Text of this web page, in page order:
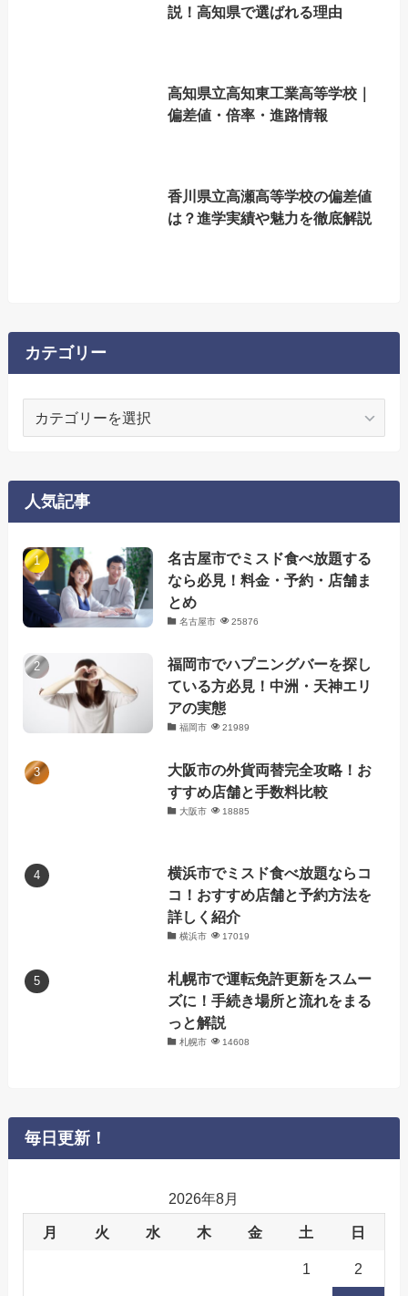
説！高知県で選ばれる理由
高知県立高知東工業高等学校｜
偏差値・倍率・進路情報
香川県立高瀬高等学校の偏差値
は？進学実績や魅力を徹底解説
カテゴリー
ー
人気記事
名古屋市でミスド食べ放題する
なら必見！料金・予約・店舗ま
とめ
名古屋市 25876
福岡市でハプニングバーを探し
ている方必見！中洲・天神エリ
アの実態
福岡市 21989
大阪市の外貨両替完全攻略！お
すすめ店舗と手数料比較
大阪市 18885
横浜市でミスド食べ放題ならコ
コ！おすすめ店舗と予約方法を
詳しく紹介
横浜市 17019
札幌市で運転免許更新をスムー
ズに！手続き場所と流れをまる
っと解説
札幌市 14608
毎日更新！
2026年8月
月 火 水 木 金 土 日
1 2